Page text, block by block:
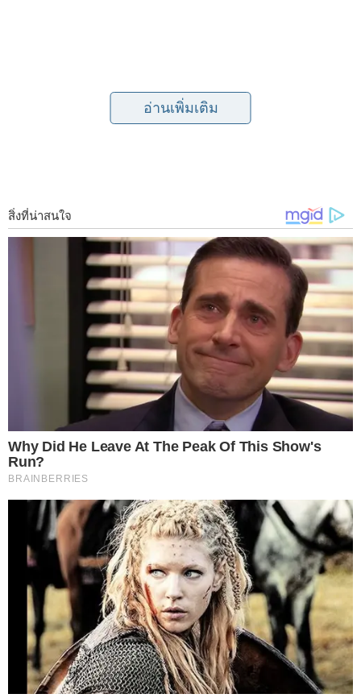
1 เจอเหรียญตกอ ย่ า ข้าม ผ่ า น
หากเกิดเหตุการณ์เจอเหรียญตกอยู่ ไม่ว่าจะเกิดขึ้นด้วยสถานการณ์
ใดใด โบราณว่าไว้ว่าอ ย่ า เดิน ผ่ า นทำเป็นไม่สนใจ แต่ให้เก็บมัน
ขึ้นมาไว้ เพราะถือว่าเป็นการรับโชคที่ ผ่ า นเข้ามาให้แก่ชีวิต และ
ให้นำเหรียญที่ได้ไปทำบุญเสีย ก็จะทำให้โชคการเงินทุกอ ย่ า งดีขึ้น
อ่านเพิ่มเติม